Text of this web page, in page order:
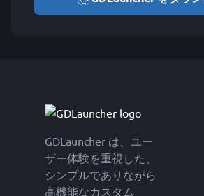
GDLauncher は、ユー
ザー体験を重視した、
シンプルでありながら
高機能なカスタム